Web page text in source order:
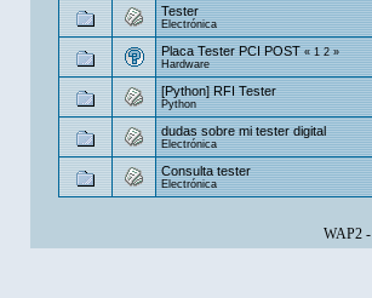
Tester
Electrónica
Placa Tester PCI POST «1 2»
Hardware
[Python] RFI Tester
Python
dudas sobre mi tester digital
Electrónica
Consulta tester
Electrónica
WAP2-